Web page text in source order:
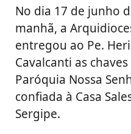
No dia 17 de junho
manhã, a
entregou ao Pe.
Cavalcanti as
Paróquia Nossa
confiada à Casa
Sergipe.